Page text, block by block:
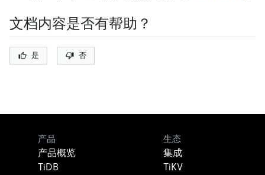
文档内容是否有帮助？
是 否
产品
产品概览
TiDB
生态
集成
TiKV